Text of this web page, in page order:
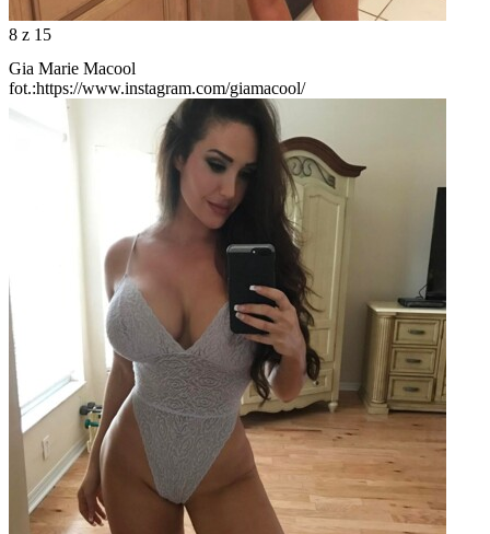
8 z 15
Gia Marie Macool
fot.:https://www.instagram.com/giamacool/